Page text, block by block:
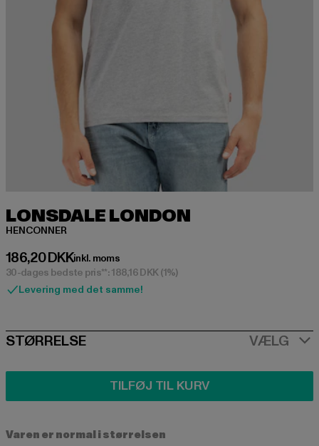
LONSDALE LONDON
HENCONNER
186,20 DKK
Nuværende pris: 186,20 DKK
inkl. moms
30-dages bedste pris**: 188,16 DKK(1%)
Levering med det samme!
SIZE
STØRRELSE VÆLG
TILFØJ TIL KURV
Varen er normal i størrelsen